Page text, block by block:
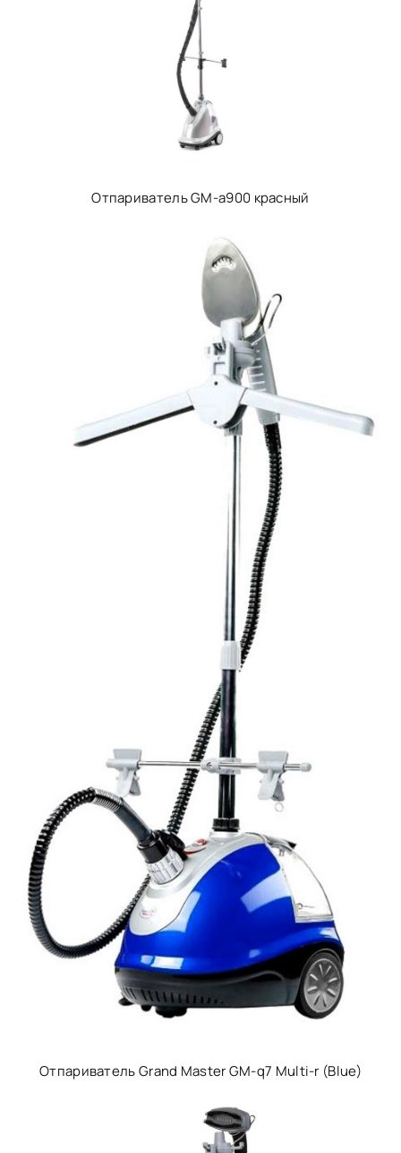
Отпариватель GM-a900 красный
Отпариватель Grand Master GM-q7 Multi-r (Blue)